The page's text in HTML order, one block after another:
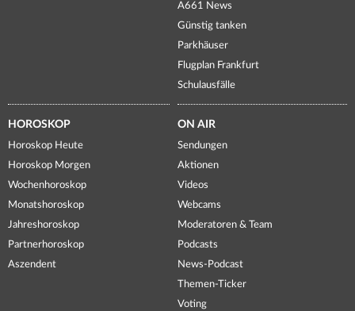
A661 News
Günstig tanken
Parkhäuser
Flugplan Frankfurt
Schulausfälle
HOROSKOP
Horoskop Heute
Horoskop Morgen
Wochenhoroskop
Monatshoroskop
Jahreshoroskop
Partnerhoroskop
Aszendent
ON AIR
Sendungen
Aktionen
Videos
Webcams
Moderatoren & Team
Podcasts
News-Podcast
Themen-Ticker
Voting